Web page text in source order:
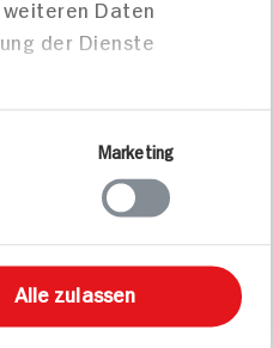
Daten
der Dienste
Marketing
Alle zulassen
Mövenpick Eisgenuss
versch. Sorten,
AKTION!
1.79